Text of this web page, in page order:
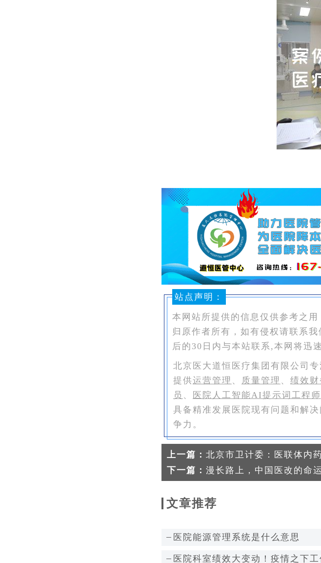
站点声明：
本网站所提供的信息仅供参考之
归原作者所有，如有侵权请联系
后的30日内与本站联系,本网将迅
北京医大道恒医疗集团有限公司
提供运营管理 、 质量管理 、 绩效财
员 、 医院人工智能AI提示词工程师
具备精准发展医院现有问题和解
争力。
上一篇： 北京市卫计委：医联体内
下一篇： 漫长路上，中国医改的命
文章推荐
医院能源管理系统是什么意思
医院科室绩效大变动！疫情之下